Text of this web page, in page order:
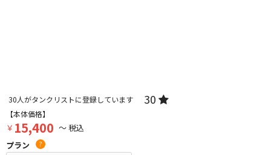
30人がタンクリストに登録しています 30
【本体価格】
￥ 15,400 ～ 税込
プラン
?